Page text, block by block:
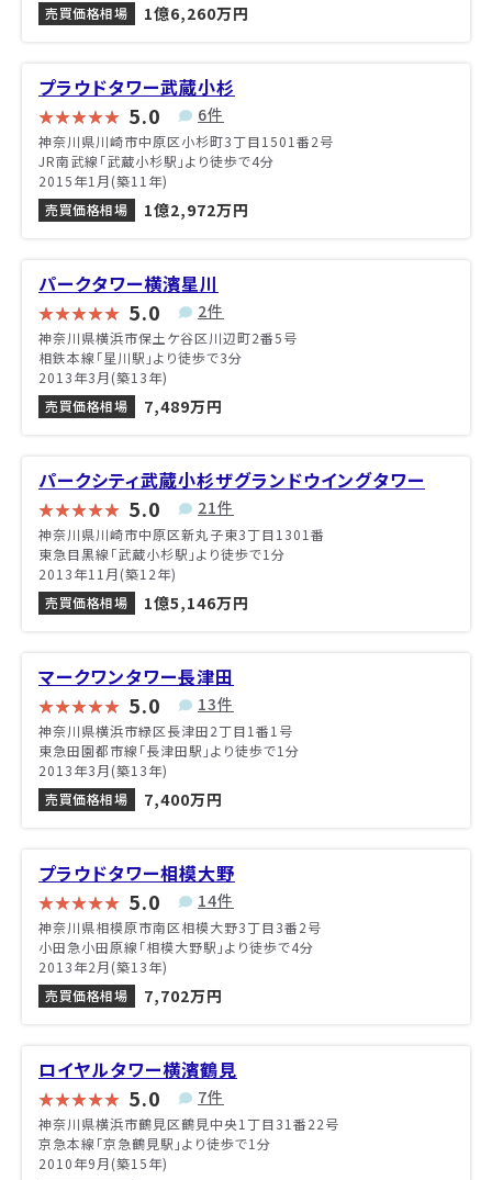
売買価格相場
1億6,260万円
プラウドタワー武蔵小杉
5.0 6件
神奈川県川崎市中原区小杉町3丁目1501番2号
JR南武線「武蔵小杉駅」より徒歩で4分
2015年1月(築11年)
売買価格相場
1億2,972万円
パークタワー横濱星川
5.0 2件
神奈川県横浜市保土ケ谷区川辺町2番5号
相鉄本線「星川駅」より徒歩で3分
2013年3月(築13年)
売買価格相場
7,489万円
パークシティ武蔵小杉ザグランドウイングタワー
5.0 21件
神奈川県川崎市中原区新丸子東3丁目1301番
東急目黒線「武蔵小杉駅」より徒歩で1分
2013年11月(築12年)
売買価格相場
1億5,146万円
マークワンタワー長津田
5.0 13件
神奈川県横浜市緑区長津田2丁目1番1号
東急田園都市線「長津田駅」より徒歩で1分
2013年3月(築13年)
売買価格相場
7,400万円
プラウドタワー相模大野
5.0 14件
神奈川県相模原市南区相模大野3丁目3番2号
小田急小田原線「相模大野駅」より徒歩で4分
2013年2月(築13年)
売買価格相場
7,702万円
ロイヤルタワー横濱鶴見
5.0 7件
神奈川県横浜市鶴見区鶴見中央1丁目31番22号
京急本線「京急鶴見駅」より徒歩で1分
2010年9月(築15年)